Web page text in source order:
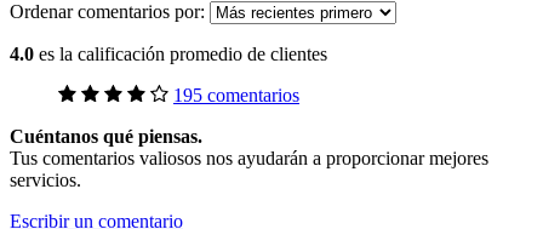
Ordenar comentarios por:
4.0 es la calificación promedio de clientes
195 comentarios
Cuéntanos qué piensas.
Tus comentarios valiosos nos ayudarán a proporcionar mejores
servicios.
Escribir un comentario